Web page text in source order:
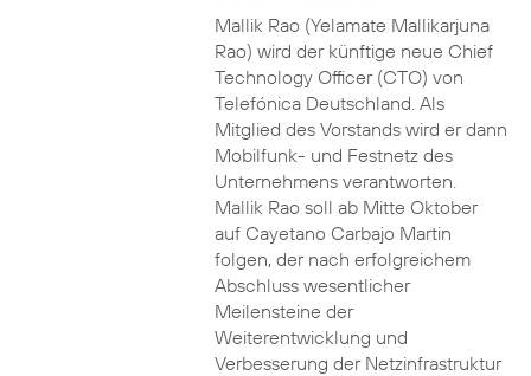
Mallik Rao (Yelamate Mallikarjuna
Rao) wird der künftige neue Chief
Technology Officer (CTO) von
Telefónica Deutschland. Als
Mitglied des Vorstands wird er dann
Mobilfunk- und Festnetz des
Unternehmens verantworten.
Mallik Rao soll ab Mitte Oktober
auf Cayetano Carbajo Martin
folgen, der nach erfolgreichem
Abschluss wesentlicher
Meilensteine der
Weiterentwicklung und
Verbesserung der Netzinfrastruktur